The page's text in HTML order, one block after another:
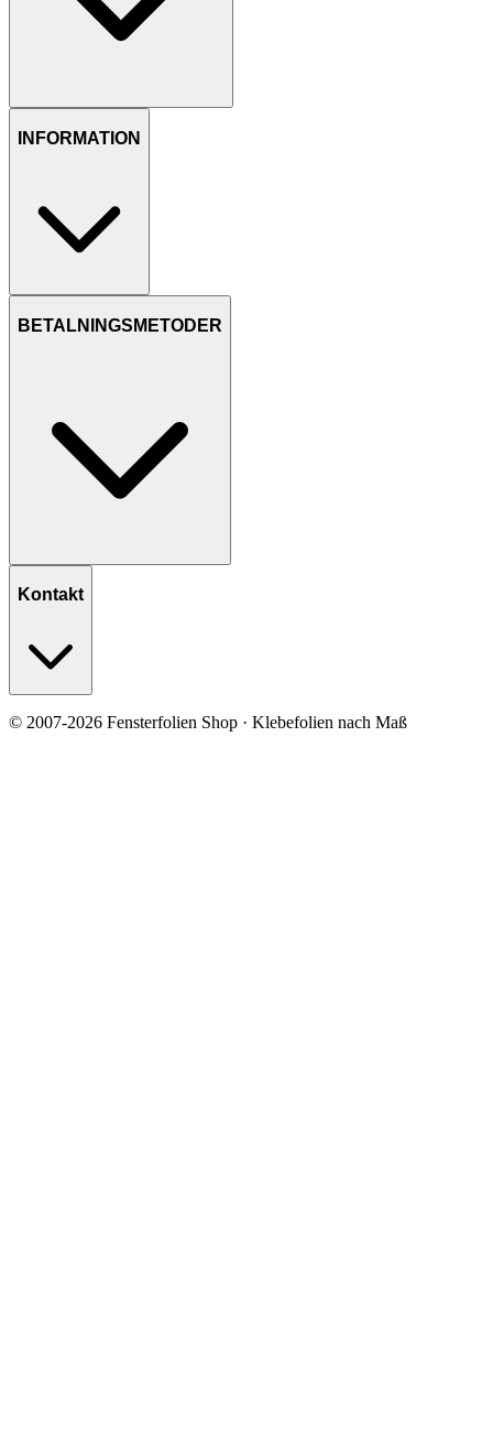
INFORMATION
BETALNINGSMETODER
Kontakt
© 2007-2026 Fensterfolien Shop · Klebefolien nach Maß